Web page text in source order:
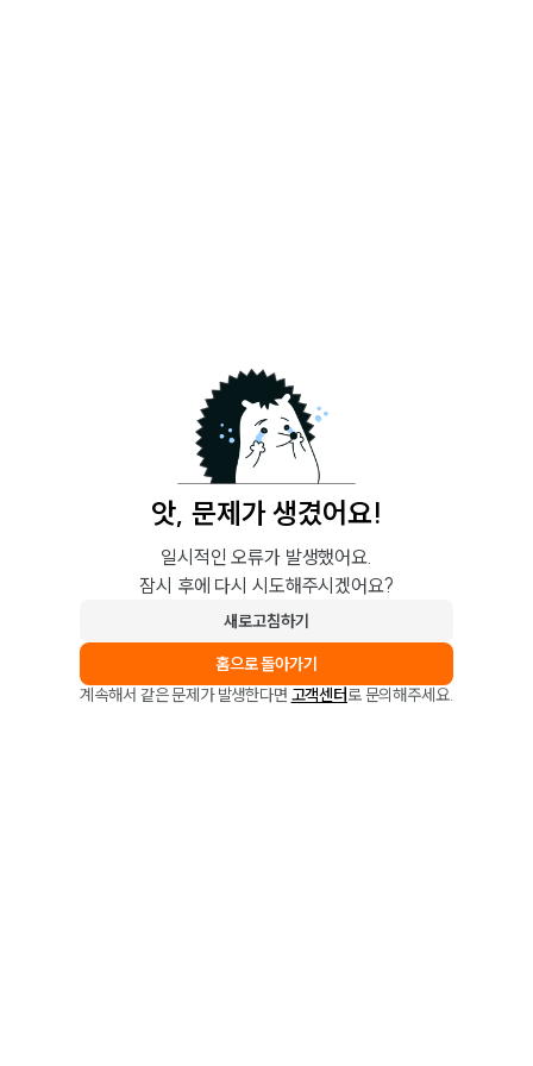
앗, 문제가 생겼어요!
일시적인 오류가 발생했어요.
잠시 후에 다시 시도해주시겠어요?
새로고침하기
홈으로 돌아가기
계속해서 같은 문제가 발생한다면 고객센터로 문의해주세요.